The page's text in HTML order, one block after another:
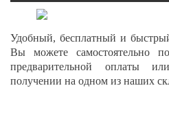
Удобный, бесплатный и
Вы можете самостоятельно
предварительной оплаты
получении на одном из наших